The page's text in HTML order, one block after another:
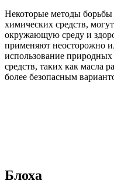
Некоторые методы борьбы
химических средств,
окружающую среду и
применяют неосторожно
использование
средств, таких как масла
более безопасным
Блоха